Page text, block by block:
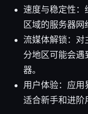
速度与稳定性：
区域的服务器网
流媒体解锁：对
分地区可能会遇
器。
用户体验：应用
适合新手和进阶